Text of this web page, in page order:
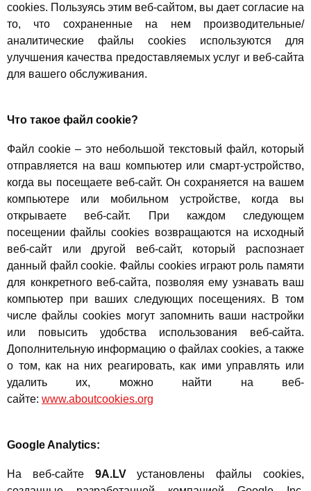
cookies. Пользуясь этим веб-сайтом, вы дает согласие на
то, что сохраненные на нем производительные/
аналитические файлы cookies используются для
улучшения качества предоставляемых услуг и веб-сайта
для вашего обслуживания.
Что такое файл cookie?
Файл cookie – это небольшой текстовый файл, который
отправляется на ваш компьютер или смарт-устройство,
когда вы посещаете веб-сайт. Он сохраняется на вашем
компьютере или мобильном устройстве, когда вы
открываете веб-сайт. При каждом следующем
посещении файлы cookies возвращаются на исходный
веб-сайт или другой веб-сайт, который распознает
данный файл cookie. Файлы cookies играют роль памяти
для конкретного веб-сайта, позволяя ему узнавать ваш
компьютер при ваших следующих посещениях. В том
числе файлы cookies могут запомнить ваши настройки
или повысить удобства использования веб-сайта.
Дополнительную информацию о файлах cookies, а также
о том, как на них реагировать, как ими управлять или
удалить их, можно найти на веб-
сайте: www.aboutcookies.org
Google Analytics:
На веб-сайте9A.LVустановлены файлы cookies,